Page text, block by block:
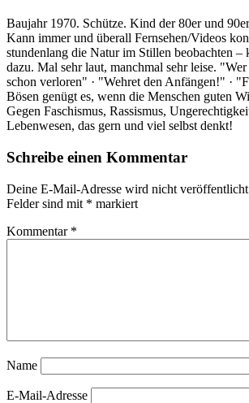
Baujahr 1970. Schütze. Kind der 80er und
Kann immer und überall Fernsehen/Videos
stundenlang die Natur im Stillen beobachten –
dazu. Mal sehr laut, manchmal sehr leise.
schon verloren" · "Wehret den Anfängen!" ·
Bösen genügt es, wenn die Menschen guten
Gegen Faschismus, Rassismus,
Lebenwesen, das gern und viel selbst denkt!
Schreibe einen Kommentar
Deine E-Mail-Adresse wird nicht
Felder sind mit * markiert
Kommentar *
Name
E-Mail-Adresse